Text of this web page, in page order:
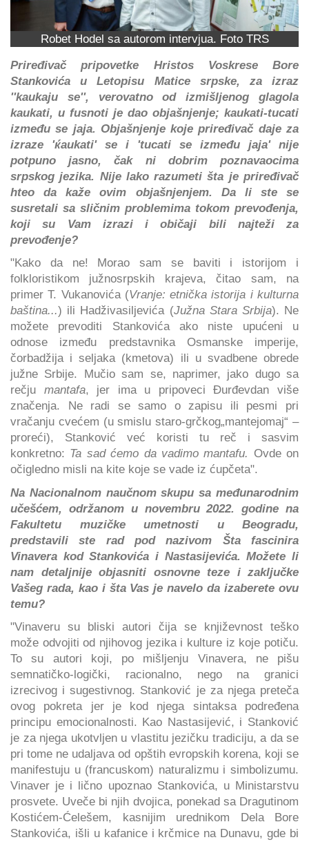
Robet Hodel sa autorom intervjua. Foto TRS
Priređivač pripovetke Hristos Voskrese Bore
Stankovića u Letopisu Matice srpske, za izraz
''kaukaju se'', verovatno od izmišljenog glagola
kaukati, u fusnoti je dao objašnjenje; kaukati-tucati
između se jaja. Objašnjenje koje priređivač daje za
izraze 'ќaukati' se i 'tucati se između jaja' nije
potpuno jasno, čak ni dobrim poznavaocima
srpskog jezika. Nije lako razumeti šta je priređivač
hteo da kaže ovim objašnjenjem. Da li ste se
susretali sa sličnim problemima tokom prevođenja,
koji su Vam izrazi i običaji bili najteži za
prevođenje?
"Kako da ne! Morao sam se baviti i istorijom i
folkloristikom južnosrpskih krajeva, čitao sam, na
primer T. Vukanovića (Vranje: etnička istorija i kulturna
baština...) ili Hadživasiljevića (Južna Stara Srbija). Ne
možete prevoditi Stankovića ako niste upućeni u
odnose između predstavnika Osmanske imperije,
čorbadžija i seljaka (kmetova) ili u svadbene obrede
južne Srbije. Mučio sam se, naprimer, jako dugo sa
rečju mantafa, jer ima u pripoveci Đurđevdan više
značenja. Ne radi se samo o zapisu ili pesmi pri
vračanju cvećem (u smislu staro-grčkog„mantejomaj“ –
proreći), Stanković već koristi tu reč i sasvim
konkretno: Ta sad ćemo da vadimo mantafu.
Ovde on
očigledno misli na kite koje se vade iz ćupčeta".
Na Nacionalnom naučnom skupu sa međunarodnim
učešćem, održanom u novembru 2022. godine na
Fakultetu muzičke umetnosti u Beogradu,
predstavili ste rad pod nazivom Šta fascinira
Vinavera kod Stankovića i Nastasijevića. Možete li
nam detaljnije objasniti osnovne teze i zaključke
Vašeg rada, kao i šta Vas je navelo da izaberete ovu
temu?
"Vinaveru su bliski autori čija se književnost teško
može odvojiti od njihovog jezika i kulture iz koje potiču.
To su autori koji, po mišljenju Vinavera, ne pišu
semnatičko-logički, racionalno, nego na granici
izrecivog i sugestivnog. Stanković je za njega preteča
ovog pokreta jer je kod njega sintaksa podređena
principu emocionalnosti. Kao Nastasijević, i Stanković
je za njega ukotvljen u vlastitu jezičku tradiciju, a da se
pri tome ne udaljava od opštih evropskih korena, koji se
manifestuju u (francuskom) naturalizmu i simbolizumu.
Vinaver je i lično upoznao Stankovića, u Ministarstvu
prosvete. Uveče bi njih dvojica, ponekad sa Dragutinom
Kostićem-Ćelešem, kasnijim urednikom Dela Bore
Stankovića, išli u kafanice i krčmice na Dunavu, gde bi